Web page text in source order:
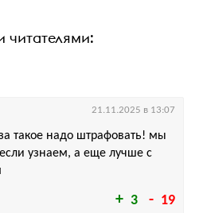
читателями:
3 19
такое надо штрафовать! мы
узнаем, а еще лучше с
21.11.2025 в 13:07